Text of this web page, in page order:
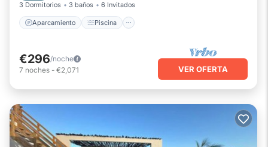
3 Dormitorios 3 baños 6 Invitados
Aparcamiento Piscina
€296/noche
7 noches - €2,071 VER OFERTA